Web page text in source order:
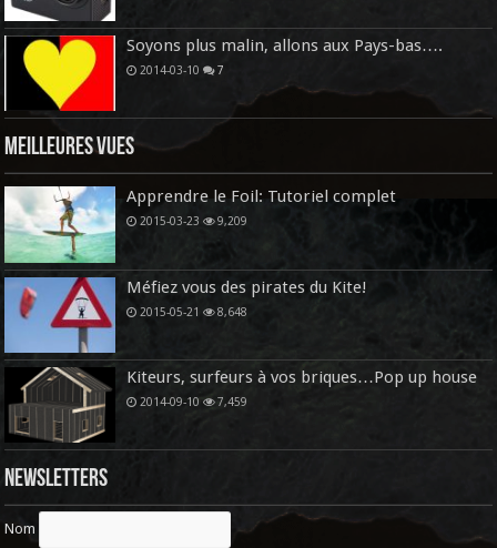
Soyons plus malin, allons aux Pays-bas….
2014-03-10 7
Meilleures vues
Apprendre le Foil: Tutoriel complet
2015-03-23 9,209
Méfiez vous des pirates du Kite!
2015-05-21 8,648
Kiteurs, surfeurs à vos briques…Pop up house
2014-09-10 7,459
Newsletters
Nom